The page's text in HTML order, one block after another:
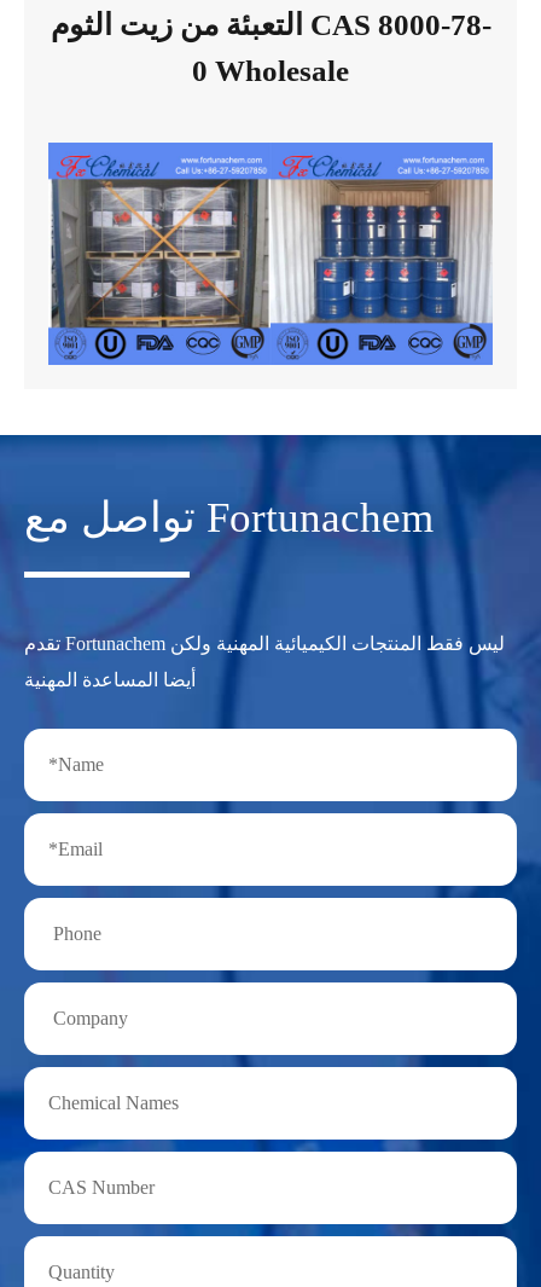
التعبئة من زيت الثوم CAS 8000-78-
0 Wholesale
تواصل مع Fortunachem
تقدم Fortunachem ليس فقط المنتجات الكيميائية المهنية ولكن
أيضا المساعدة المهنية